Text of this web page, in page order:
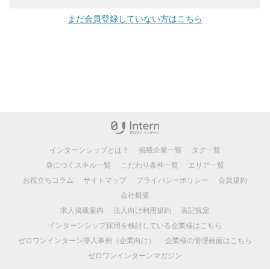
まだ会員登録していない方はこちら
インターンシップとは？ 掲載企業一覧
タグ一覧
身につくスキル一覧
こだわり条件一覧
エリア一覧
お役立ちコラム
サイトマップ プライバシーポリシー
会員規約
会社概要
求人掲載案内
法人向け利用規約
表記規定
インターンシップ採用を検討している企業様はこちら
ゼロワンインターン導入事例（企業向け）
企業様の管理画面はこちら
ゼロワンインターンマガジン